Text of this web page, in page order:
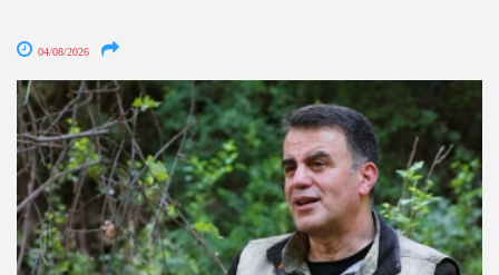
04/08/2026